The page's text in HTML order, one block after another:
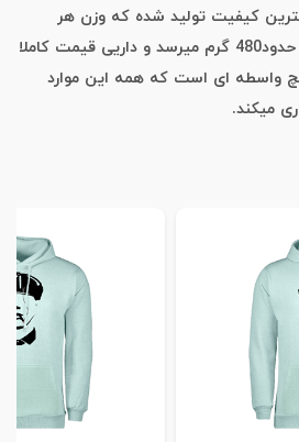
کیفیت تولید شده که وزن هر
محصول از نظر ضخامت به حدود480 گرم میرسد و داریی قیمت کاملا
واسطه ای است که همه این موارد
میکند.